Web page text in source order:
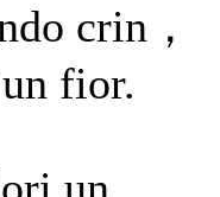
crin，
fior.